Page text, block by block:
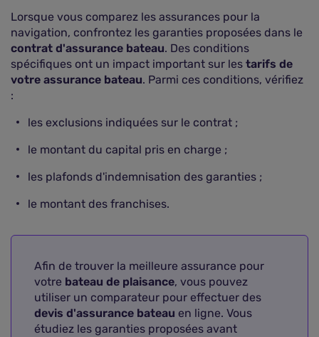
Lorsque vous comparez les assurances pour la
navigation, confrontez les garanties proposées dans le
contrat d'assurance bateau. Des conditions
spécifiques ont un impact important sur les tarifs de
votre assurance bateau. Parmi ces conditions, vérifiez
:
les exclusions indiquées sur le contrat ;
le montant du capital pris en charge ;
les plafonds d'indemnisation des garanties ;
le montant des franchises.
Afin de trouver la meilleure assurance pour
votre bateau de plaisance, vous pouvez
utiliser un comparateur pour effectuer des
devis d'assurance bateau en ligne. Vous
étudiez les garanties proposées avant